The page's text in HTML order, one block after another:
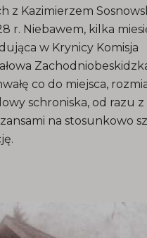
z Kazimierzem
r. Niebawem, kilka
w Krynicy Komisja
co do miejsca,
schroniska, od razu z
na stosunkowo